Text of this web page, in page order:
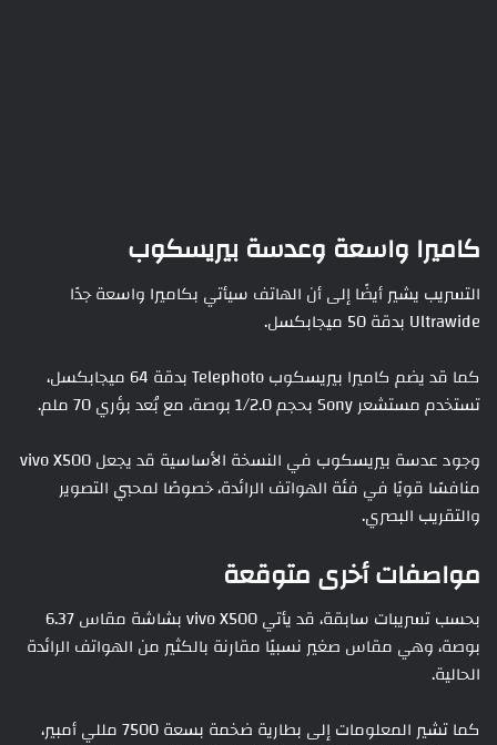
كاميرا واسعة وعدسة بيريسكوب
التسريب يشير أيضًا إلى أن الهاتف سيأتي بكاميرا واسعة جدًا
Ultrawide بدقة 50 ميجابكسل.
كما قد يضم كاميرا بيريسكوب Telephoto بدقة 64 ميجابكسل،
تستخدم مستشعر Sony بحجم 1/2.0 بوصة، مع بُعد بؤري 70 ملم.
وجود عدسة بيريسكوب في النسخة الأساسية قد يجعل vivo X500
منافسًا قويًا في فئة الهواتف الرائدة، خصوصًا لمحبي التصوير
والتقريب البصري.
مواصفات أخرى متوقعة
بحسب تسريبات سابقة، قد يأتي vivo X500 بشاشة مقاس 6.37
بوصة، وهي مقاس صغير نسبيًا مقارنة بالكثير من الهواتف الرائدة
الحالية.
كما تشير المعلومات إلى بطارية ضخمة بسعة 7500 مللي أمبير،